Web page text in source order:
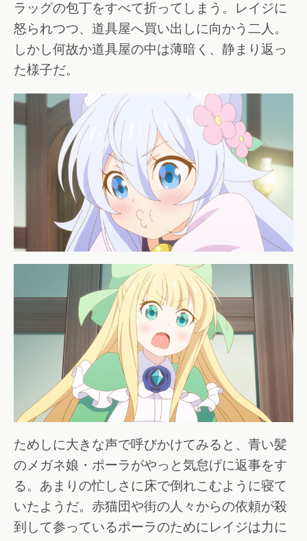
ラッグの包丁をすべて折ってしまう。レイジに
怒られつつ、道具屋へ買い出しに向かう二人。
しかし何故か道具屋の中は薄暗く、静まり返っ
た様子だ。
ためしに大きな声で呼びかけてみると、青い髪
のメガネ娘・ポーラがやっと気怠げに返事をす
る。あまりの忙しさに床で倒れこむように寝て
いたようだ。赤猫団や街の人々からの依頼が殺
到して参っているポーラのためにレイジは力に